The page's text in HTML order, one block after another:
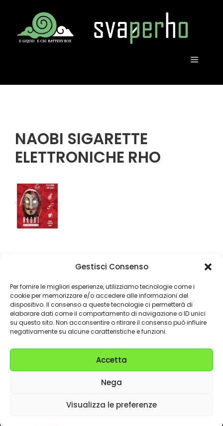
Gestisci Consenso
Per fornire le migliori esperienze, utilizziamo tecnologie come i
cookie per memorizzare e/o accedere alle informazioni del
dispositivo. Il consenso a queste tecnologie ci permetterà di
elaborare dati come il comportamento di navigazione o ID unici
su questo sito. Non acconsentire o ritirare il consenso può influire
negativamente su alcune caratteristiche e funzioni.
Accetta
Nega
Visualizza le preferenze
contenuto
MENU
NAOBI SIGARETTE
ELETTRONICHE RHO
Ancora qualche dubbio? Allora
chiamaci ora!
02.9308925